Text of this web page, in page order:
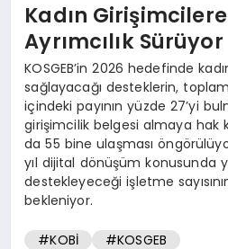
Kadın
Ayrımcılık Sürüyor
KOSGEB’in 2026 hedefinde
sağlayacağı desteklerin,
içindeki payının yüzde 27’yi
girişimcilik belgesi almaya hak
da 55 bine ulaşması
yıl dijital dönüşüm konusunda
destekleyeceği işletme
bekleniyor.
#KOBİ #KOSGEB